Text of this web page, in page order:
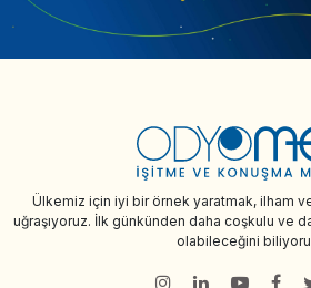
Ülkemiz için iyi bir örnek yaratmak, ilham
uğraşıyoruz. İlk günkünden daha coşkulu ve
olabileceğini